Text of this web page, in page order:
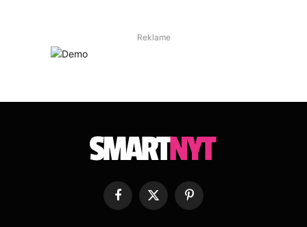
Reklame
Facebook
X
(Twitter)
Pinterest